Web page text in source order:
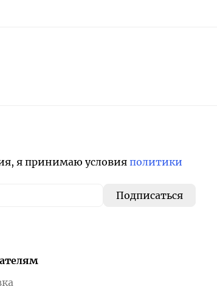
я принимаю условияполитики